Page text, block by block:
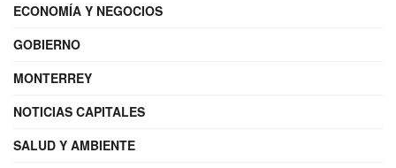
ECONOMÍA Y NEGOCIOS
GOBIERNO
MONTERREY
NOTICIAS CAPITALES
SALUD Y AMBIENTE